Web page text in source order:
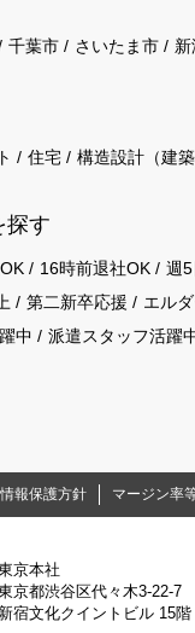
千葉市 さいたま市
住宅 構造設計（建築
探す
16時前退社OK 週
第二新卒応援 エル
中 派遣スタッフ活躍
報保護方針 マージン率
京本社
京都渋谷区代々木3-22-7
新宿文化クイントビル 15階